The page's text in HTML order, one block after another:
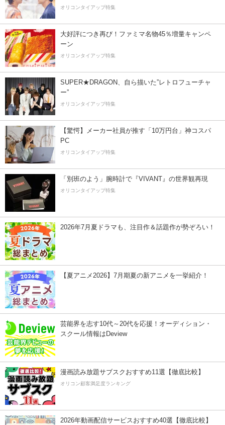
オリコンタイアップ特集
大好評につき再び！ファミマ名物45％増量キャンペ
ーン
オリコンタイアップ特集
SUPER★DRAGON、自ら描いた”レトロフューチャ
ー”
オリコンタイアップ特集
【驚愕】メーカー社員が推す「10万円台」神コスパ
PC
オリコンタイアップ特集
「別班のよう」腕時計で『VIVANT』の世界観再現
オリコンタイアップ特集
2026年7月夏ドラマも、注目作＆話題作が勢ぞろい！
【夏アニメ2026】7月期夏の新アニメを一挙紹介！
芸能界を志す10代～20代を応援！オーディション・
スクール情報はDeview
漫画読み放題サブスクおすすめ11選【徹底比較】
オリコン顧客満足度ランキング
2026年動画配信サービスおすすめ40選【徹底比較】